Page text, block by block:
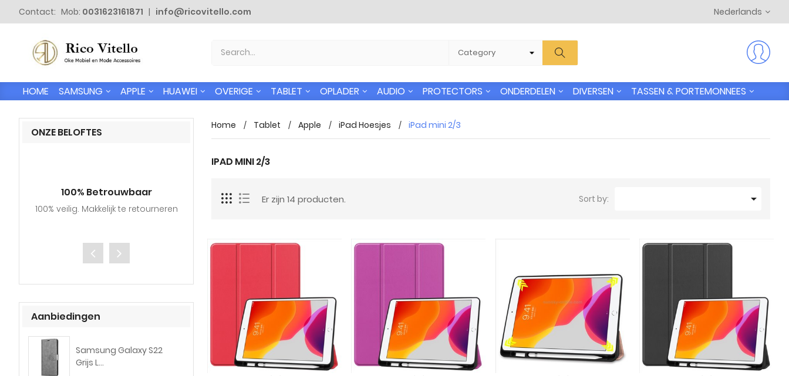
Contact: Mob: 0031623161871 | info@ricovitello.com Nederlands
HOME SAMSUNG APPLE HUAWEI OVERIGE TABLET OPLADER AUDIO PROTECTORS ONDERDELEN DIVERSEN TASSEN & PORTEMONNEES
ONZE BELOFTES
100% Betrouwbaar
100% veilig. Makkelijk te retourneren
Gratis verzending
Aanbiedingen
Samsung Galaxy S22
Grijs L...
Home Tablet Apple iPad Hoesjes iPad mini 2/3
IPAD MINI 2/3
Er zijn 14 producten. 
Sort by: